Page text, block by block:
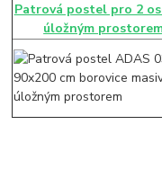
Patrová postel pro 2
úložným